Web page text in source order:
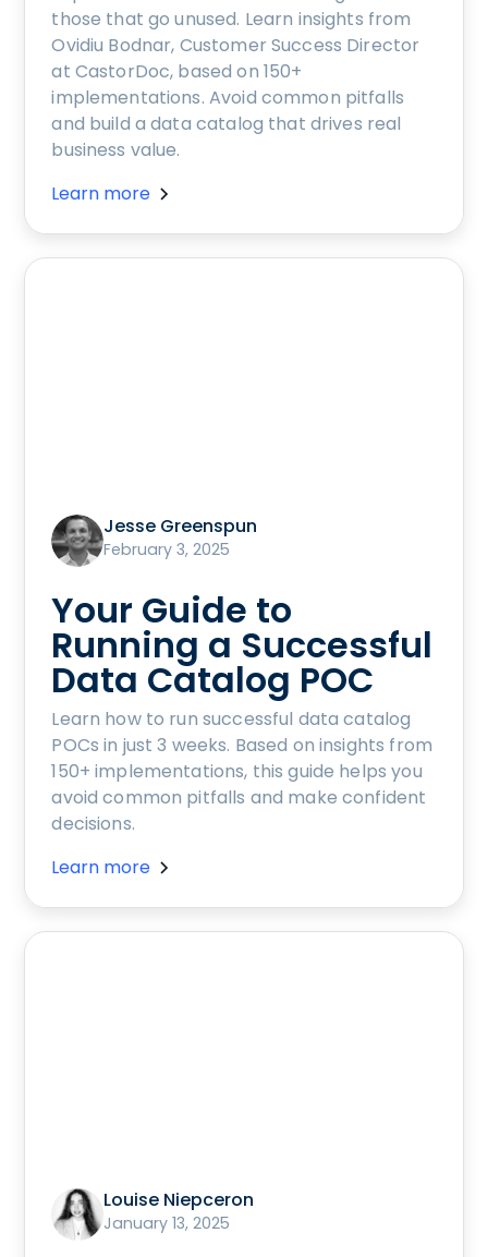
those that go unused. Learn insights from
Ovidiu Bodnar, Customer Success Director
at CastorDoc, based on 150+
implementations. Avoid common pitfalls
and build a data catalog that drives real
business value.
Learn more
Jesse Greenspun
February 3, 2025
Your Guide to
Running a Successful
Data Catalog POC
Learn how to run successful data catalog
POCs in just 3 weeks. Based on insights from
150+ implementations, this guide helps you
avoid common pitfalls and make confident
decisions.
Learn more
Louise Niepceron
January 13, 2025